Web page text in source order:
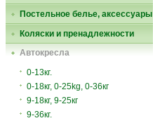
Постельное белье, аксессуары
Коляски и пренадлежности
Автокресла
0-13кг.
0-18кг, 0-25kg, 0-36кг
9-18кг, 9-25кг
9-36кг.